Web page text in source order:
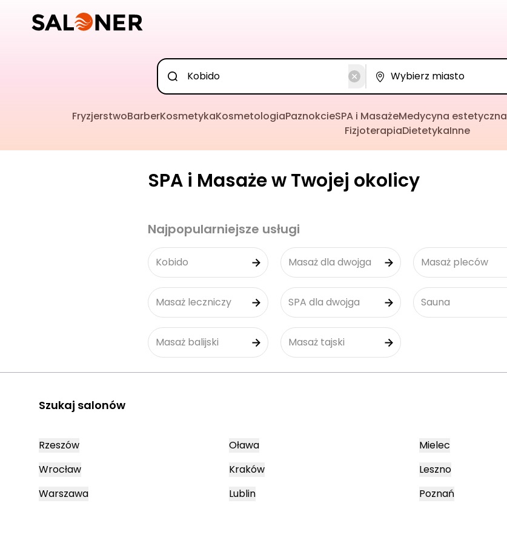
FryzjerstwoBarberKosmetykaKosmetologiaPaznokcieSPA i MasażeMedycyna estetyczna
FizjoterapiaDietetykaInne
SPA i Masaże w Twojej okolicy
Najpopularniejsze usługi
Kobido Masaż dla dwojga Masaż pleców
Masaż leczniczy SPA dla dwojga Sauna
Masaż balijski Masaż tajski
Szukaj salonów
Rzeszów
Wrocław
Warszawa
Oława
Kraków
Lublin
Mielec
Leszno
Poznań